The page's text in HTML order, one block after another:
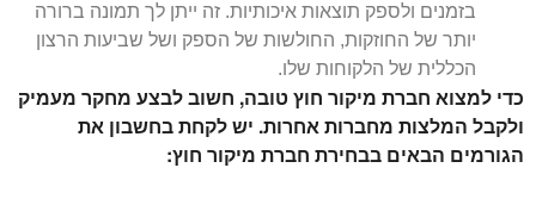
בזמנים ולספק תוצאות איכותיות. זה ייתן לך תמונה ברורה
יותר של החוזקות, החולשות של הספק ושל שביעות הרצון
הכללית של הלקוחות שלו.
כדי למצוא חברת מיקור חוץ טובה, חשוב לבצע מחקר מעמיק
ולקבל המלצות מחברות אחרות. יש לקחת בחשבון את
הגורמים הבאים בבחירת חברת מיקור חוץ: